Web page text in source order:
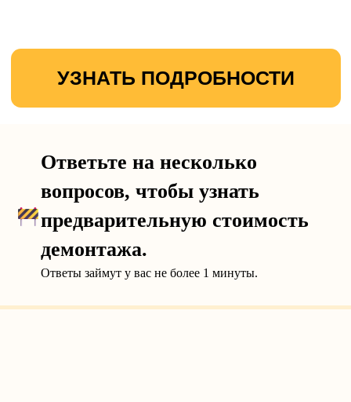
Ответьте на несколько
вопросов, чтобы узнать
предварительную стоимость
демонтажа.
Ответы займут у вас не более 1 минуты.